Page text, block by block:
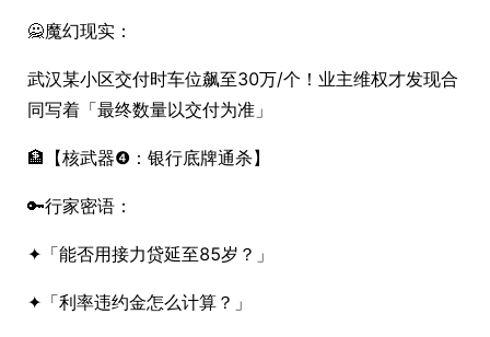
🙅魔幻现实：
武汉某小区交付时车位飙至30万/个！业主维权才发现合
同写着「最终数量以交付为准」
🏦【核武器❹：银行底牌通杀】
🔑行家密语：
✦「能否用接力贷延至85岁？」
✦「利率违约金怎么计算？」